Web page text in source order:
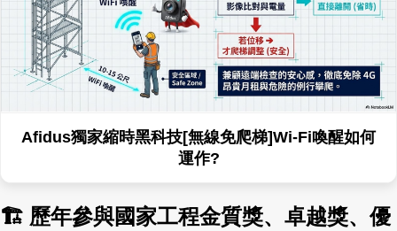
Afidus獨家縮時黑科技[無線免爬梯]Wi-Fi喚醒如何
運作?
🏗 歷年參與國家工程金質獎、卓越獎、優